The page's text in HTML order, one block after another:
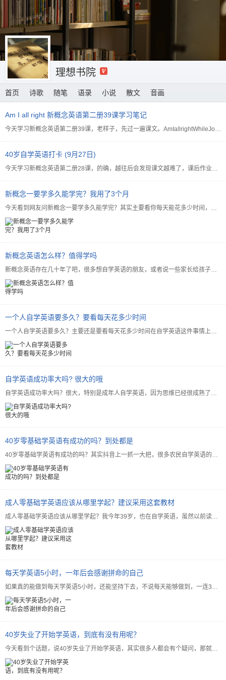
理想书院
首页 诗歌 随笔 语录 小说 散文 音画
Am I all right 新概念英语第二册39课学习笔记
今天学习新概念英语第二册39课，老样子，先过一遍课文。AmIallrightWhileJoh...
40岁自学英语打卡 (9月27日)
今天学习新概念英语第二册28课，的确，越往后会发现课文越难了，课后作业我总是很少全对的。先抄写一下课...
新概念一要学多久能学完？我用了3个月
今天看到网友问新概念一要学多久能学完？其实主要看你每天能花多少时间，另外呢，以前有没有英语基础。拿我...
新概念英语怎么样？值得学吗
新概念英语存在几十年了吧，很多想自学英语的朋友，或者说一些家长给孩子增加英语辅导，就选择的新概念英语...
一个人自学英语要多久？要看每天花多少时间
一个人自学英语要多久？主要还是要看每天花多少时间在自学英语这件事情上，其实成年人学英语，只要肯花时间...
自学英语成功率大吗? 很大的哦
自学英语成功率大吗？很大，特别是成年人自学英语，因为思维已经很成熟了，所以语法方面很容易理解，只需要...
40岁零基础学英语有成功的吗？到处都是
40岁零基础学英语有成功的吗？其实抖音上一抓一大把，很多农民自学英语的，外卖员自学英语的，我还看到有...
成人零基础学英语应该从哪里学起？建议采用这套教材
成人零基础学英语应该从哪里学起？我今年39岁，也在自学英语，虽然以前读书时学过，但从来没有及过格，所...
每天学英语5小时，一年后会感谢拼命的自己
如果真的能做到每天学英语5小时，还能坚持下去，不说每天能够做到，一连365天做到300天，那么你的英...
40岁失业了开始学英语，到底有没有用呢？
今天看到个话题，说40岁失业了开始学英语，其实很多人都会有个疑问，那就是这个年纪学英语，到底有没有用...